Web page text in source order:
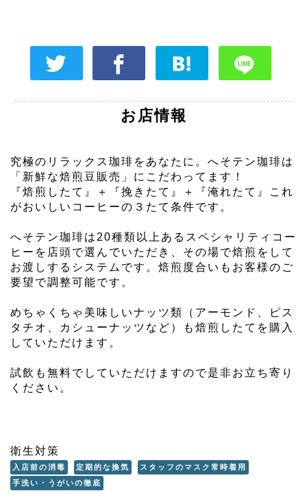
お店情報
究極のリラックス珈琲をあなたに。へそテン珈琲は
「新鮮な焙煎豆販売」にこだわってます！
『焙煎したて』＋『挽きたて』＋『淹れたて』これ
がおいしいコーヒーの３たて条件です。
へそテン珈琲は20種類以上あるスペシャリティコー
ヒーを店頭で選んでいただき、その場で焙煎をして
お渡しするシステムです。焙煎度合いもお客様のご
要望で調整可能です。
めちゃくちゃ美味しいナッツ類（アーモンド、ピス
タチオ、カシューナッツなど）も焙煎したてを購入
していただけます。
試飲も無料でしていただけますので是非お立ち寄り
ください。
衛生対策
入店前の消毒 定期的な換気
スタッフのマスク常時着用
手洗い・うがいの徹底